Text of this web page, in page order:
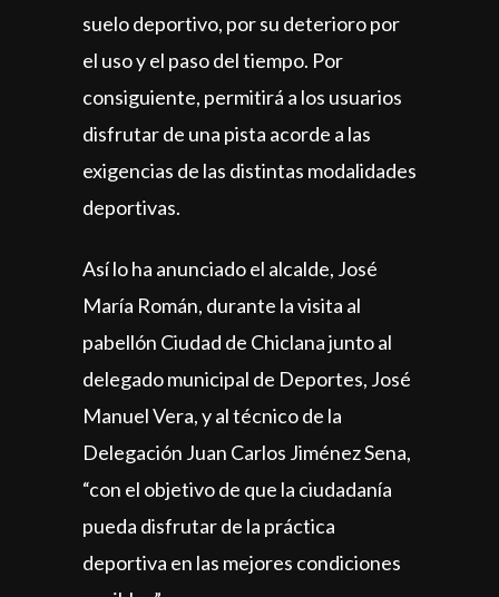
suelo deportivo, por su deterioro por
el uso y el paso del tiempo. Por
consiguiente, permitirá a los usuarios
disfrutar de una pista acorde a las
exigencias de las distintas modalidades
deportivas.
Así lo ha anunciado el alcalde, José
María Román, durante la visita al
pabellón Ciudad de Chiclana junto al
delegado municipal de Deportes, José
Manuel Vera, y al técnico de la
Delegación Juan Carlos Jiménez Sena,
“con el objetivo de que la ciudadanía
pueda disfrutar de la práctica
deportiva en las mejores condiciones